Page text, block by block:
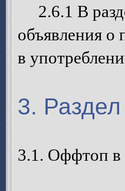
2.6.1 В
объявления
в
3.
3.1. Оффтоп в